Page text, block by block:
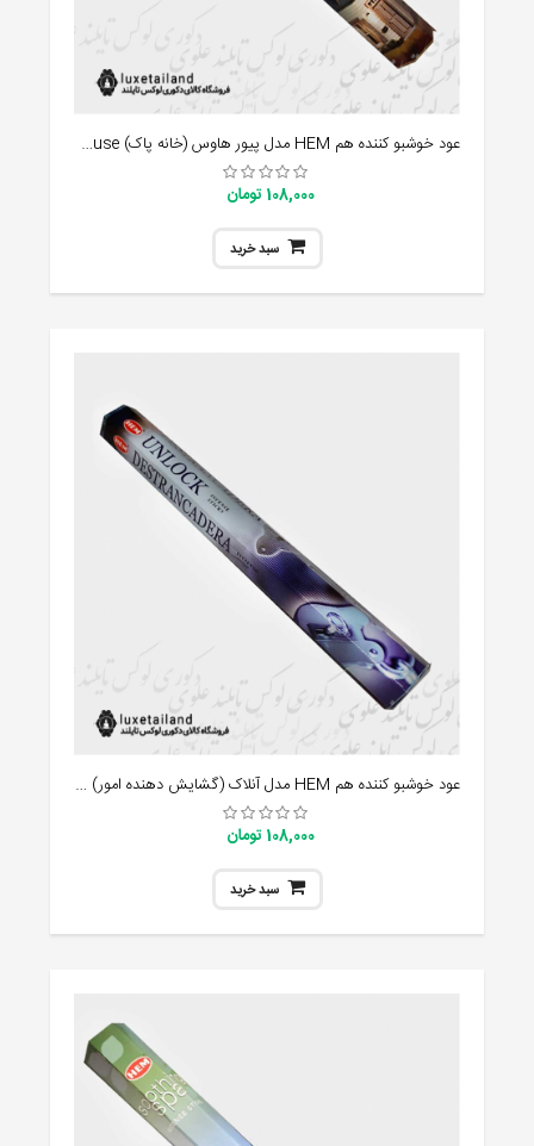
عود خوشبو کننده هم HEM مدل پیور هاوس (خانه پاک) pure house
108,000 تومان
سبد خرید
عود خوشبو کننده هم HEM مدل آنلاک (گشایش دهنده امور) Unlock
108,000 تومان
سبد خرید